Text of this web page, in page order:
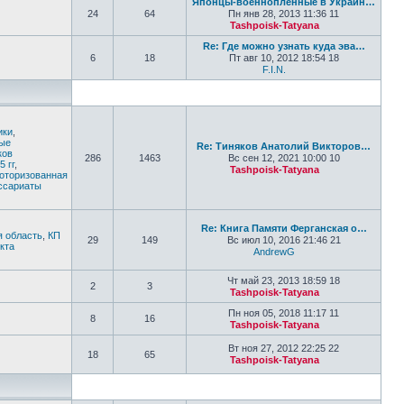
24 64
Пн янв 28, 2013 11:36 11
Tashpoisk-Tatyana
Перейти к
6 18
Re: Где можно узнать куда эва…
Пт авг 10, 2012 18:54 18
F.I.N.
Перейти к
гг,
286 1463
Re: Тиняков Анатолий Викторов…
Вс сен 12, 2021 10:00 10
Tashpoisk-Tatyana
область КП
29 149
Re: Книга Памяти Ферганская о…
Вс июл 10, 2016 21:46 21
AndrewG
2 3
Чт май 23, 2013 18:59 18
Tashpoisk-Tatyana
Перейти к
8 16
Пн ноя 05, 2018 11:17 11
Tashpoisk-Tatyana
Перейти к
18 65
Вт ноя 27, 2012 22:25 22
Tashpoisk-Tatyana